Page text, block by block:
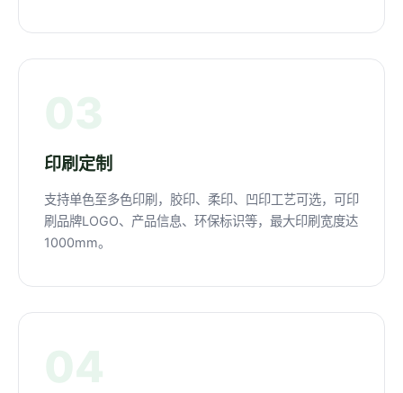
印刷定制
支持单色至多色印刷，胶印、柔印、凹印工艺可选，可印
刷品牌LOGO、产品信息、环保标识等，最大印刷宽度达
1000mm。